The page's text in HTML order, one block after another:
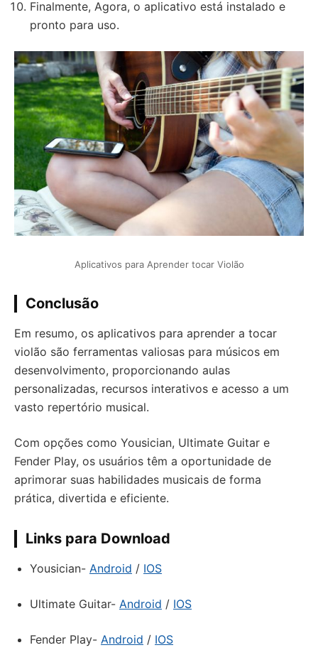
Finalmente, Agora, o aplicativo está instalado e
pronto para uso.
Aplicativos para Aprender tocar Violão
Conclusão
Em resumo, os aplicativos para aprender a tocar
violão são ferramentas valiosas para músicos em
desenvolvimento, proporcionando aulas
personalizadas, recursos interativos e acesso a um
vasto repertório musical.
Com opções como Yousician, Ultimate Guitar e
Fender Play, os usuários têm a oportunidade de
aprimorar suas habilidades musicais de forma
prática, divertida e eficiente.
Links para Download
Yousician- Android / IOS
Ultimate Guitar- Android / IOS
Fender Play- Android / IOS